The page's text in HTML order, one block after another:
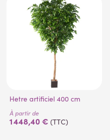
Hetre artificiel 400 cm
À partir de
1 448,40 € (TTC)